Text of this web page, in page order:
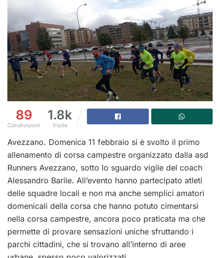
89
Condivisioni
1.8k
Visite
Avezzano. Domenica 11 febbraio si è svolto il primo
allenamento di corsa campestre organizzato dalla asd
Runners Avezzano, sotto lo sguardo vigile del coach
Alessandro Barile. All’evento hanno partecipato atleti
delle squadre locali e non ma anche semplici amatori
domenicali della corsa che hanno potuto cimentarsi
nella corsa campestre, ancora poco praticata ma che
permette di provare sensazioni uniche sfruttando i
parchi cittadini, che si trovano all’interno di aree